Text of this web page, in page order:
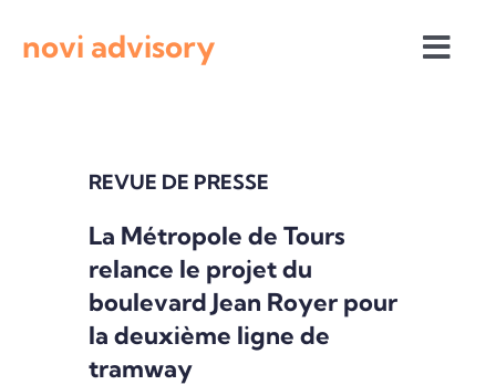
novi advisory
Actualités institutionnelles
Appels à projets
REVUE DE PRESSE
La Métropole de Tours
relance le projet du
boulevard Jean Royer pour
la deuxième ligne de
tramway